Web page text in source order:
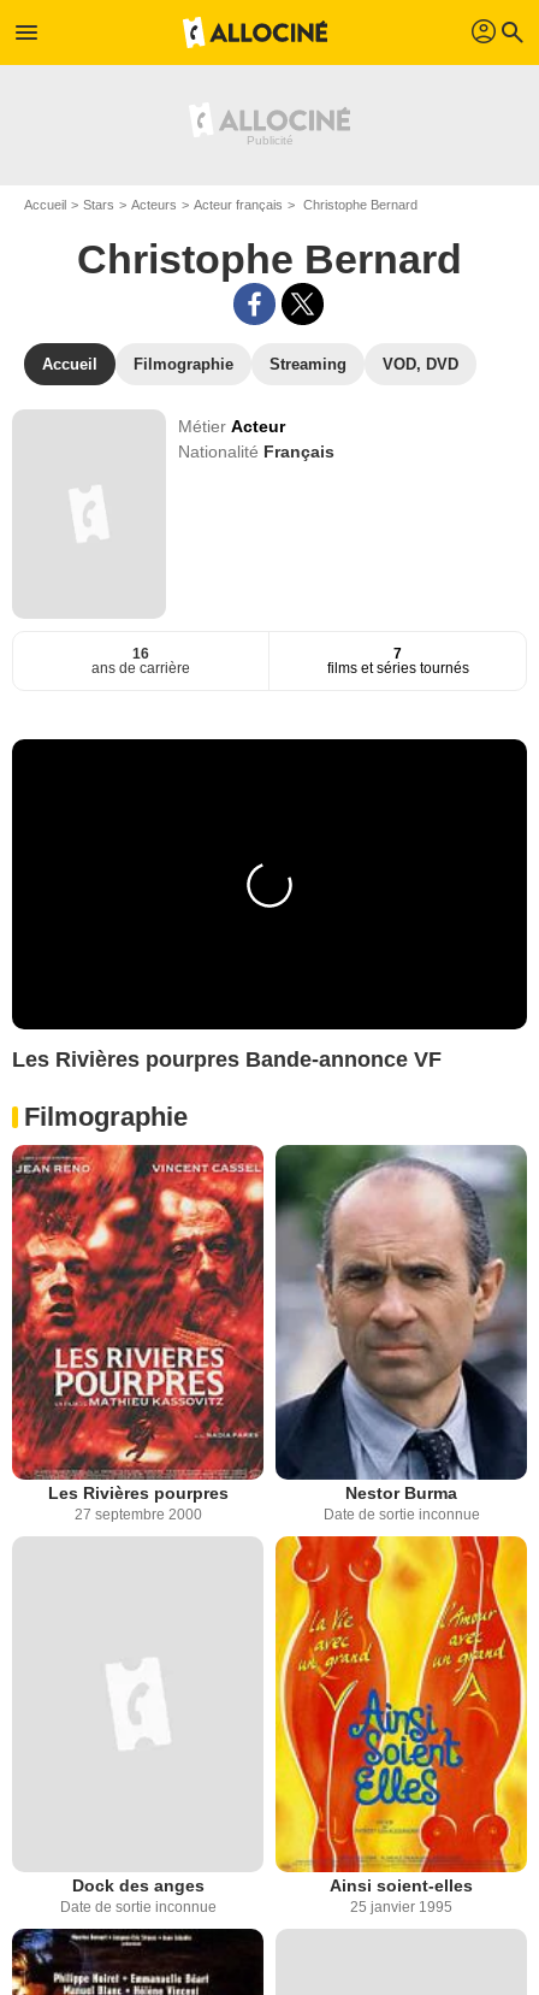
menu profil search
Accueil Stars Acteurs Acteur français Christophe Bernard
Christophe Bernard
Accueil Filmographie Streaming VOD, DVD
MétierActeur
Nationalité Français
16
ans de carrière
7
films et séries tournés
Les Rivières pourpres Bande-annonce VF
Filmographie
Les Rivières pourpres
27 septembre 2000
Nestor Burma
Date de sortie inconnue
Dock des anges
Date de sortie inconnue
Ainsi soient-elles
25 janvier 1995